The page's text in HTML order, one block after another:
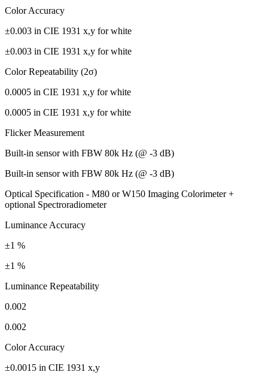
Color Accuracy
±0.003 in CIE 1931 x,y for white
±0.003 in CIE 1931 x,y for white
Color Repeatability (2σ)
0.0005 in CIE 1931 x,y for white
0.0005 in CIE 1931 x,y for white
Flicker Measurement
Built-in sensor with FBW 80k Hz (@ -3 dB)
Built-in sensor with FBW 80k Hz (@ -3 dB)
Optical Specification - M80 or W150 Imaging Colorimeter +
optional Spectroradiometer
Luminance Accuracy
±1 %
±1 %
Luminance Repeatability
0.002
0.002
Color Accuracy
±0.0015 in CIE 1931 x,y